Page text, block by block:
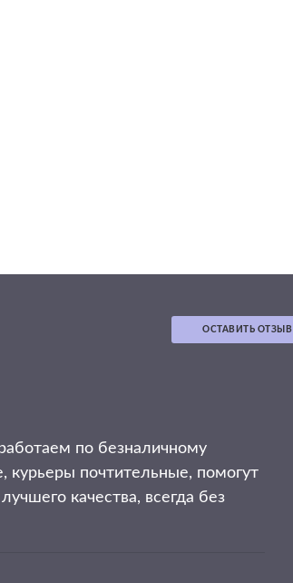
ОСТАВИТЬ ОТЗЫВ
по безналичному
курьеры почтительные, помогут
качества, всегда без